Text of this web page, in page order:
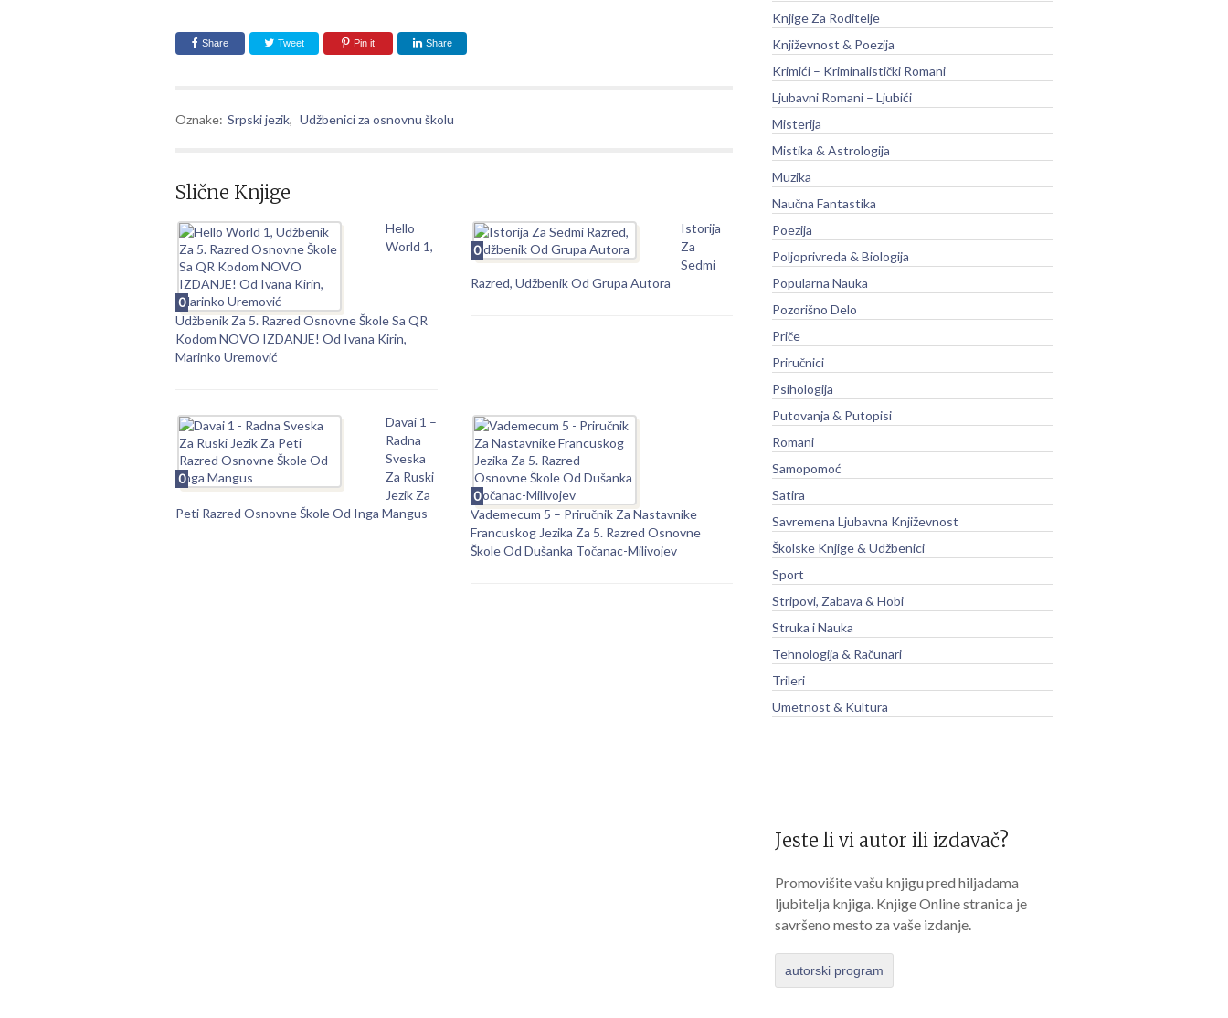
Share Tweet Pin it Share
Oznake: Srpski jezik, Udžbenici za osnovnu školu
Slične Knjige
0
Hello
World 1,
Udžbenik Za 5. Razred Osnovne Škole Sa QR
Kodom NOVO IZDANJE! Od Ivana Kirin,
Marinko Uremović
0
Istorija
Za
Sedmi
Razred, Udžbenik Od Grupa Autora
0
Davai 1 –
Radna
Sveska
Za Ruski
Jezik Za
Peti Razred Osnovne Škole Od Inga Mangus
0
Vademecum 5 – Priručnik Za Nastavnike
Francuskog Jezika Za 5. Razred Osnovne
Škole Od Dušanka Točanac-Milivojev
Knjige Za Roditelje
Književnost & Poezija
Krimići – Kriminalistički Romani
Ljubavni Romani – Ljubići
Misterija
Mistika & Astrologija
Muzika
Naučna Fantastika
Poezija
Poljoprivreda & Biologija
Popularna Nauka
Pozorišno Delo
Priče
Priručnici
Psihologija
Putovanja & Putopisi
Romani
Samopomoć
Satira
Savremena Ljubavna Književnost
Školske Knjige & Udžbenici
Sport
Stripovi, Zabava & Hobi
Struka i Nauka
Tehnologija & Računari
Trileri
Umetnost & Kultura
Jeste li vi autor ili izdavač?
Promovišite vašu knjigu pred hiljadama
ljubitelja knjiga. Knjige Online stranica je
savršeno mesto za vaše izdanje.
autorski program